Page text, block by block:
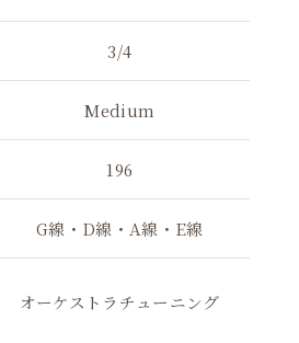
3/4
Medium
196
G線・D線・A線・E線
オーケストラチューニング